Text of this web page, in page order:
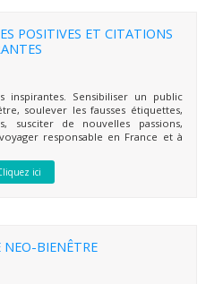
POSITIVES ET CITATIONS
inspirantes. Sensibiliser un public
soulever les fausses étiquettes,
susciter de nouvelles passions,
responsable en France et à
ici
NEO-BIENÊTRE